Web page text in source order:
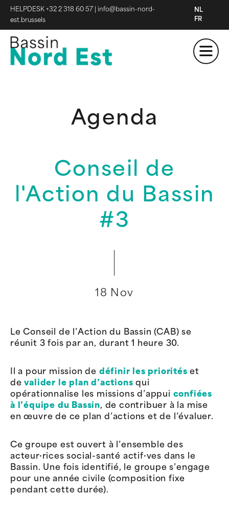
HELPDESK +32 2 318 60 57
info@bassin-nord-
est.brussels
NL
FR
Agenda
Conseil de
l'Action du Bassin
#3
18 Nov
Le Conseil de l’Action du Bassin (CAB) se
réunit 3 fois par an, durant 1 heure 30.
Il a pour mission de définir les priorités et
devalider le plan d’actions qui
opérationnalise les missions d’appui confiées
à l’équipe du Bassin, de contribuer à la mise
en œuvre de ce plan d’actions et de l’évaluer.
Ce groupe est ouvert à l’ensemble des
acteur·rices social-santé actif·ves dans le
Bassin. Une fois identifié, le groupe s’engage
pour une année civile (composition fixe
pendant cette durée).